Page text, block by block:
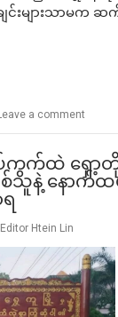
ျင်းများသာမ
a comment
ကွက်ထဲ ရှော့
စ်သူနဲ့ နောက်
Editor Htein Lin